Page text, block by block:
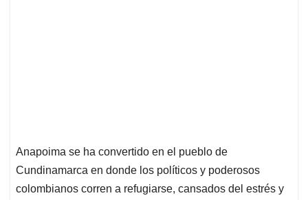
Anapoima se ha convertido en el pueblo de
Cundinamarca en donde los políticos y poderosos
colombianos corren a refugiarse, cansados del estrés y